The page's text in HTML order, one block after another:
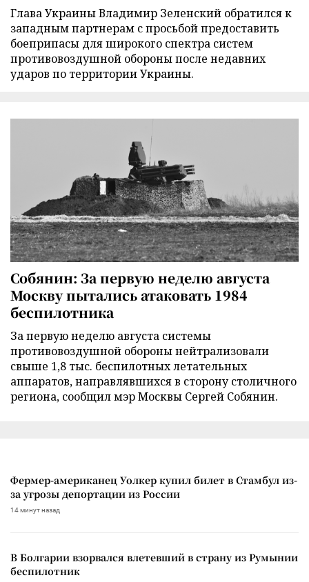
Глава Украины Владимир Зеленский обратился к
западным партнерам с просьбой предоставить
боеприпасы для широкого спектра систем
противовоздушной обороны после недавних
ударов по территории Украины.
Собянин: За первую неделю августа
Москву пытались атаковать 1984
беспилотника
За первую неделю августа системы
противовоздушной обороны нейтрализовали
свыше 1,8 тыс. беспилотных летательных
аппаратов, направлявшихся в сторону столичного
региона, сообщил мэр Москвы Сергей Собянин.
Фермер-американец Уолкер купил билет в Стамбул из-
за угрозы депортации из России
14 минут назад
В Болгарии взорвался влетевший в страну из Румынии
беспилотник